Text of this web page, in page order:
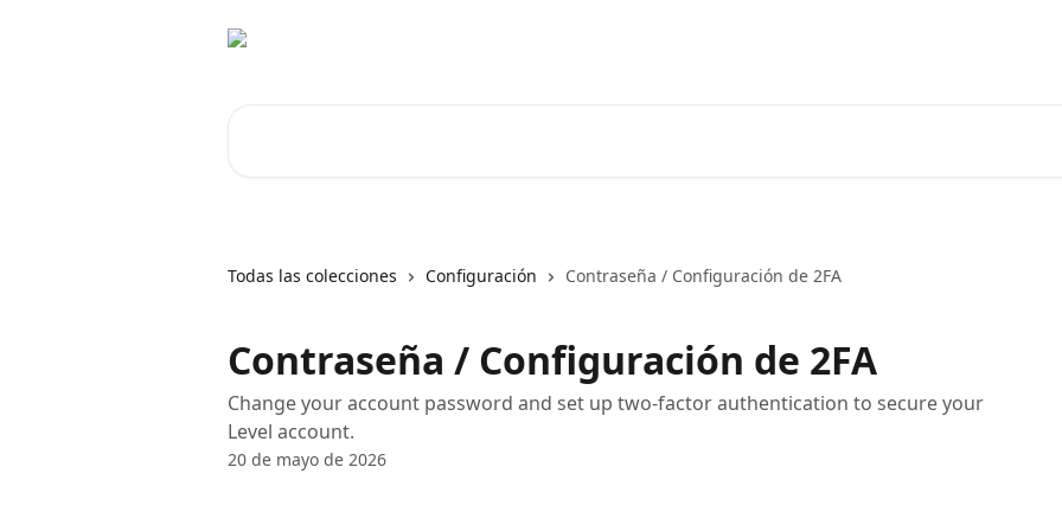
Todas las colecciones Configuración Contraseña / Configuración de 2FA
Contraseña / Configuración de 2FA
Change your account password and set up two-factor authentication to secure your
Level account.
20 de mayo de 2026